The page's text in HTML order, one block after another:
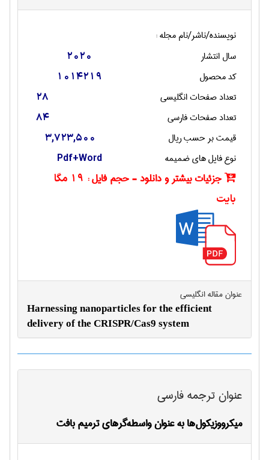
نویسنده/ناشر/نام مجله :
سال انتشار
2020
کد محصول 1014219
تعداد صفحات انگليسی 28
تعداد صفحات فارسی 84
قیمت بر حسب ریال 3,723,500
نوع فایل های ضمیمه Pdf+Word
جزئیات بیشتر و دانلود - حجم فایل :
19 مگا
بایت
عنوان مقاله انگليسی
Harnessing nanoparticles for the efficient
delivery of the CRISPR/Cas9 system
عنوان ترجمه فارسی
میکرو‌وزیکول‌ها به عنوان واسطه‌گرهای ترمیم بافت